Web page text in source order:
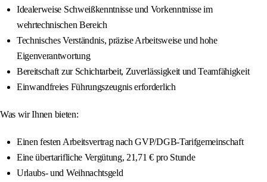
Idealerweise Schweißkenntnisse und Vorkenntnisse im
wehrtechnischen Bereich
Technisches Verständnis, präzise Arbeitsweise und hohe
Eigenverantwortung
Bereitschaft zur Schichtarbeit, Zuverlässigkeit und Teamfähigkeit
Einwandfreies Führungszeugnis erforderlich
Was wir Ihnen bieten:
Einen festen Arbeitsvertrag nach GVP/DGB-Tarifgemeinschaft
Eine übertarifliche Vergütung, 21,71 € pro Stunde
Urlaubs- und Weihnachtsgeld